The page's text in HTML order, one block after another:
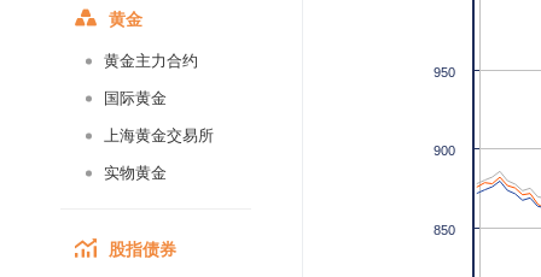
黄金
黄金主力合约
国际黄金
上海黄金交易所
实物黄金
股指债券
850
900
950